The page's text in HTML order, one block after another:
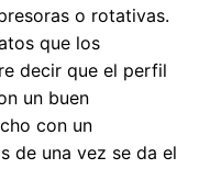
o rotativas.
que los
decir que el perfil
un buen
con un
de una vez se da el